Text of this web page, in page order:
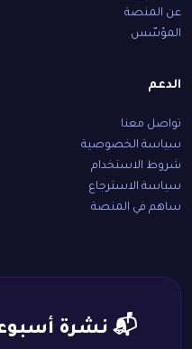
عن المنصة
المؤسّس
الدعم
تواصل معنا
سياسة الخصوصية
شروط الاستخدام
سياسة الاسترجاع
ساهم في المنصة
📬 نشرة